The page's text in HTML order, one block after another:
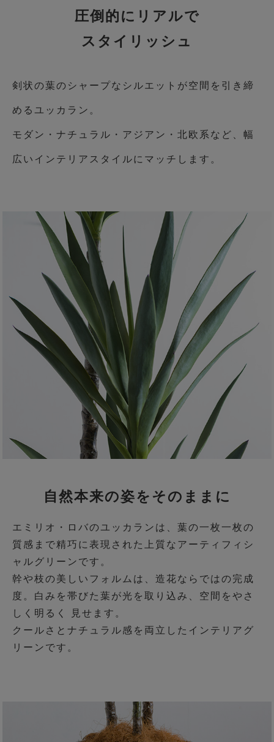
圧倒的にリアルで
スタイリッシュ
剣状の葉のシャープなシルエットが空間を引き締
めるユッカラン。
モダン・ナチュラル・アジアン・北欧系など、幅
広いインテリアスタイルにマッチします。
自然本来の姿をそのままに
エミリオ・ロバのユッカランは、葉の一枚一枚の
質感まで精巧に表現された上質なアーティフィシ
ャルグリーンです。
幹や枝の美しいフォルムは、造花ならではの完成
度。白みを帯びた葉が光を取り込み、空間をやさ
しく明るく 見せます。
クールさとナチュラル感を両立したインテリアグ
リーンです。